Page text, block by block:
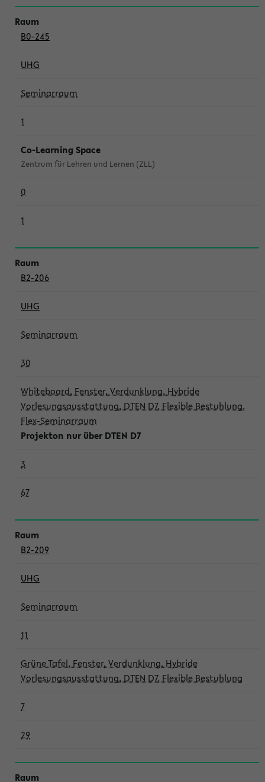
B0-245
UHG
Seminarraum
1
Co-Learning Space
Zentrum für Lehren und Lernen (ZLL)
0
1
B2-206
UHG
Seminarraum
30
Whiteboard, Fenster, Verdunklung, Hybride
Vorlesungsausstattung, DTEN D7, Flexible Bestuhlung,
Flex-Seminarraum
Projekton nur über DTEN D7
3
67
B2-209
UHG
Seminarraum
11
Grüne Tafel, Fenster, Verdunklung, Hybride
Vorlesungsausstattung, DTEN D7, Flexible Bestuhlung
7
29